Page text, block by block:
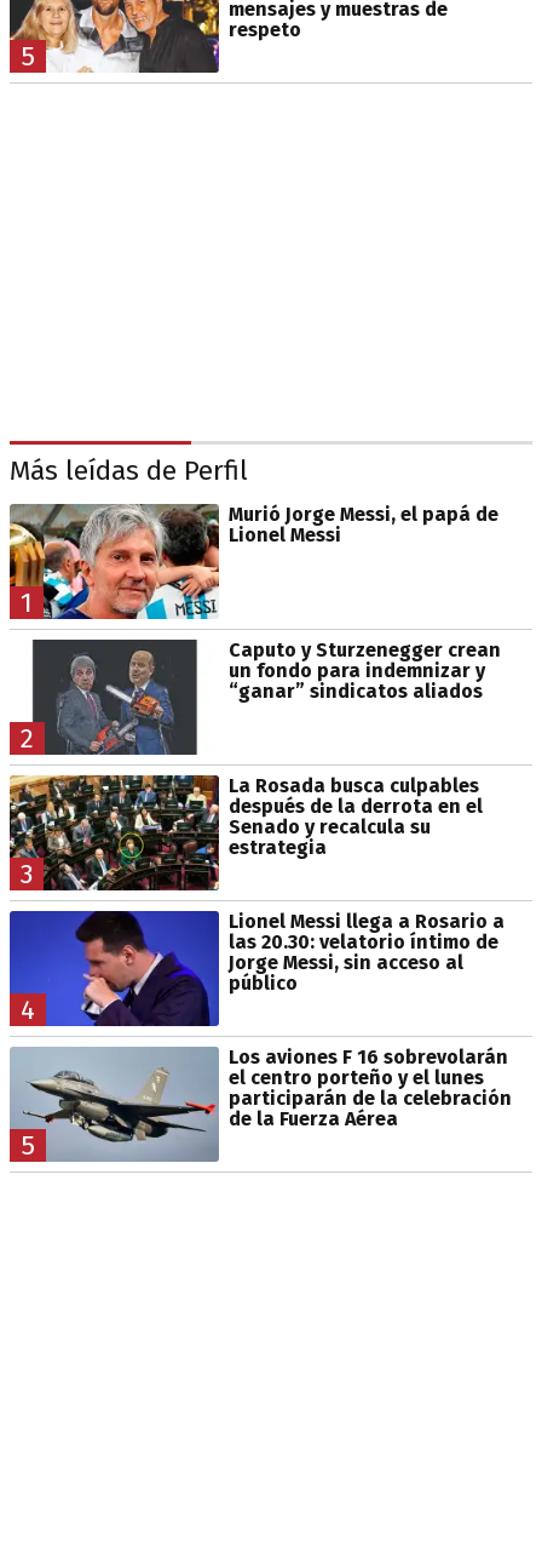
5
mensajes y muestras de
respeto
Más leídas de Perfil
1
Murió Jorge Messi, el papá de
Lionel Messi
2
Caputo y Sturzenegger crean
un fondo para indemnizar y
“ganar” sindicatos aliados
3
La Rosada busca culpables
después de la derrota en el
Senado y recalcula su
estrategia
4
Lionel Messi llega a Rosario a
las 20.30: velatorio íntimo de
Jorge Messi, sin acceso al
público
5
Los aviones F 16 sobrevolarán
el centro porteño y el lunes
participarán de la celebración
de la Fuerza Aérea